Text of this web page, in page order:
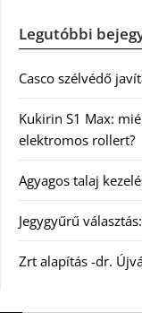
Legutóbbi
Casco szélvédő
Kukirin S1 Max:
elektromos rollert?
Agyagos talaj
Jegygyűrű
Zrt alapítás -dr.